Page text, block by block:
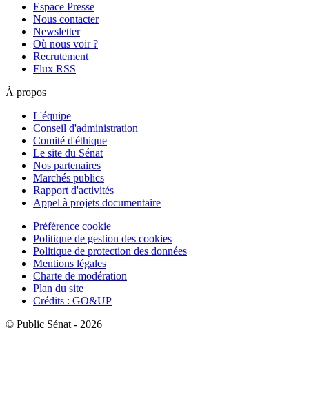
Espace Presse
Nous contacter
Newsletter
Où nous voir ?
Recrutement
Flux RSS
À propos
L'équipe
Conseil d'administration
Comité d'éthique
Le site du Sénat
Nos partenaires
Marchés publics
Rapport d'activités
Appel à projets documentaire
Préférence cookie
Politique de gestion des cookies
Politique de protection des données
Mentions légales
Charte de modération
Plan du site
Crédits : GO&UP
© Public Sénat - 2026